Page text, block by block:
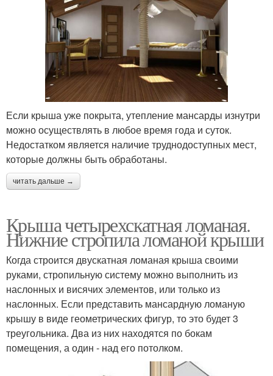
Если крыша уже покрыта, утепление мансарды изнутри
можно осуществлять в любое время года и суток.
Недостатком является наличие труднодоступных мест,
которые должны быть обработаны.
читать дальше →
Крыша четырехскатная ломаная.
Нижние стропила ломаной крыши
Когда строится двускатная ломаная крыша своими
руками, стропильную систему можно выполнить из
наслонных и висячих элементов, или только из
наслонных. Если представить мансардную ломаную
крышу в виде геометрических фигур, то это будет 3
треугольника. Два из них находятся по бокам
помещения, а один - над его потолком.